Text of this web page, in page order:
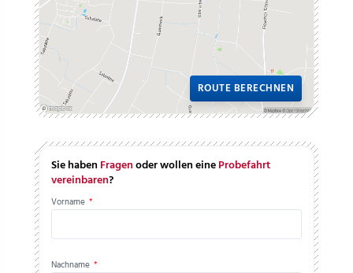
ROUTE BERECHNEN
Sie haben Fragenoder wollen eineProbefahrt
vereinbaren?
Vorname *
Nachname *